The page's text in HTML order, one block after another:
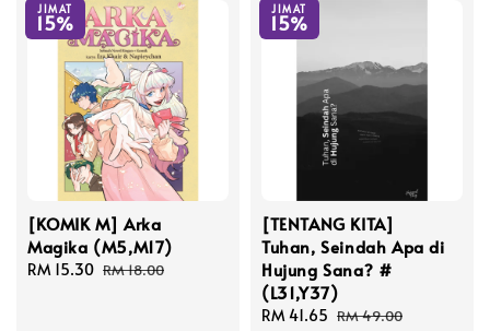
JIMAT
15%
[KOMIK M] Arka
Magika (M5,M17)
Sale
RM 15.30 Regular
RM 18.00
JIMAT
15%
[TENTANG KITA]
Tuhan, Seindah Apa di
Hujung Sana? #
(L31,Y37)
Sale
RM 41.65 Regular
RM 49.00